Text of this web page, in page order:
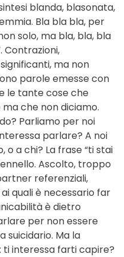
blanda, blasonata,
Bla bla bla, per
solo, ma bla, bla, bla
Contrazioni,
ma non
parole emesse con
le tante cose che
che non diciamo.
Parliamo per noi
parlare? A noi
o a chi? La frase “ti stai
Ascolto, troppo
referenziali,
quali è necessario far
è dietro
per non essere
suicidario. Ma la
ti interessa farti capire?